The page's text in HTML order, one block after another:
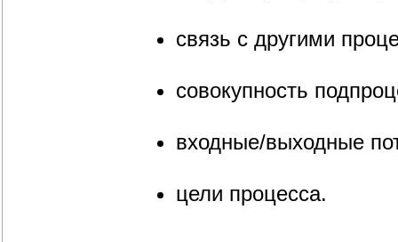
связь с другими
совокупность
входные/выходные
цели процесса.